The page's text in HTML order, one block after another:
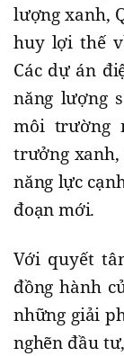
lượng xanh,
huy lợi thế
Các dự án
năng lượng
môi trường
trưởng xanh,
năng lực
đoạn mới.
Với quyết
đồng hành
những giải
nghẽn đầu